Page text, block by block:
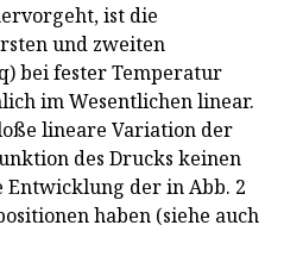
ist die
und zweiten
bei fester Temperatur
im Wesentlichen linear.
lineare Variation der
des Drucks keinen
Entwicklung der in Abb. 2
haben (siehe auch